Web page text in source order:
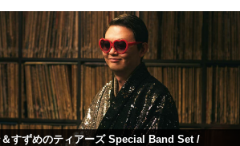
すずめのティアーズ Special Band Set /